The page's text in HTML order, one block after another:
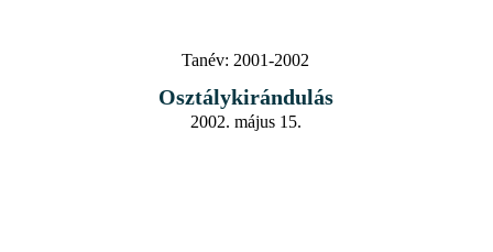
Tanév: 2001-2002
Osztálykirándulás
2002. május 15.